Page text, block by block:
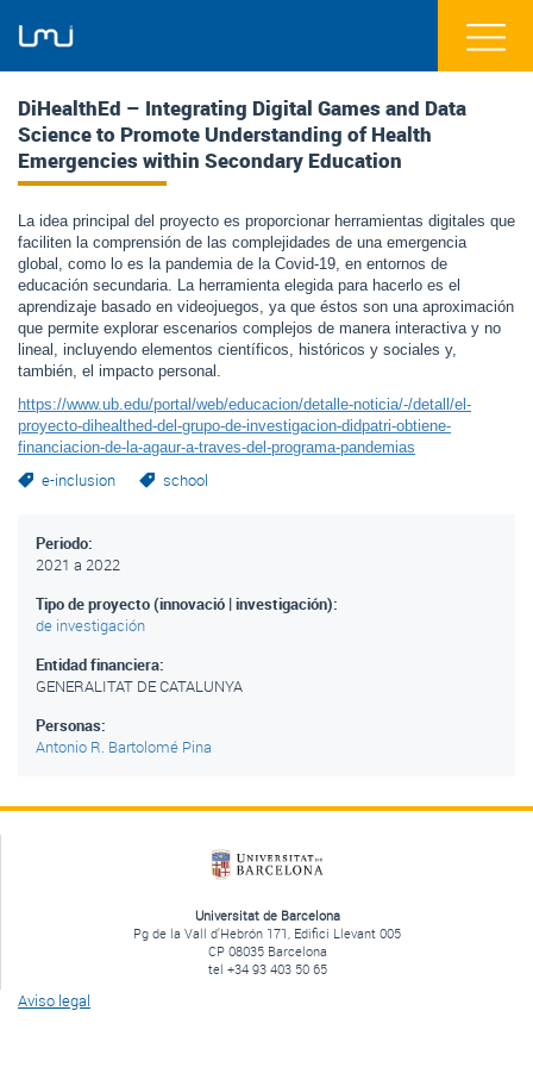
DiHealthEd – Integrating Digital Games and Data
Science to Promote Understanding of Health
Emergencies within Secondary Education
La idea principal del proyecto es proporcionar herramientas digitales que
faciliten la comprensión de las complejidades de una emergencia
global, como lo es la pandemia de la Covid-19, en entornos de
educación secundaria. La herramienta elegida para hacerlo es el
aprendizaje basado en videojuegos, ya que éstos son una aproximación
que permite explorar escenarios complejos de manera interactiva y no
lineal, incluyendo elementos científicos, históricos y sociales y,
también, el impacto personal.
https://www.ub.edu/portal/web/educacion/detalle-noticia/-/detall/el-
proyecto-dihealthed-del-grupo-de-investigacion-didpatri-obtiene-
financiacion-de-la-agaur-a-traves-del-programa-pandemias
e-inclusion school
Periodo:
2021 a 2022
Tipo de proyecto (innovació | investigación):
de investigación
Entidad financiera:
GENERALITAT DE CATALUNYA
Personas:
Antonio R. Bartolomé Pina
Universitat de Barcelona
Pg de la Vall d'Hebrón 171, Edifici Llevant 005
CP 08035 Barcelona
tel +34 93 403 50 65
Aviso legal